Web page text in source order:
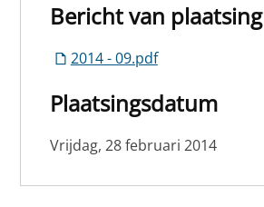
Bericht van plaatsing
2014 - 09.pdf
Plaatsingsdatum
Vrijdag, 28 februari 2014